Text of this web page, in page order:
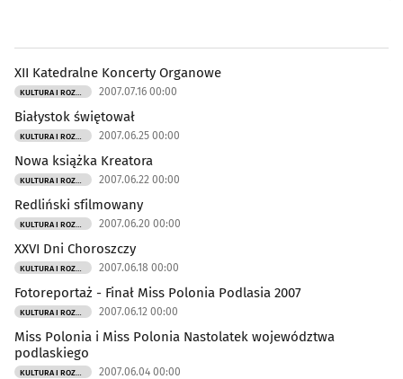
Kraj i Świat (239)
Ciekawostki(998)
XII Katedralne Koncerty Organowe
KULTURA I ROZRYWKA 2007.07.16 00:00
Białystok świętował
KULTURA I ROZRYWKA 2007.06.25 00:00
Nowa książka Kreatora
KULTURA I ROZRYWKA 2007.06.22 00:00
Redliński sfilmowany
KULTURA I ROZRYWKA 2007.06.20 00:00
XXVI Dni Choroszczy
KULTURA I ROZRYWKA 2007.06.18 00:00
Fotoreportaż - Finał Miss Polonia Podlasia 2007
KULTURA I ROZRYWKA 2007.06.12 00:00
Miss Polonia i Miss Polonia Nastolatek województwa
podlaskiego
KULTURA I ROZRYWKA 2007.06.04 00:00